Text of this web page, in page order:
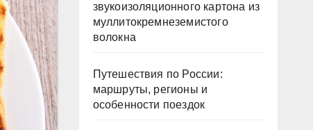
звукоизоляционного картона из
муллитокремнеземистого
волокна
Путешествия по России:
маршруты, регионы и
особенности поездок